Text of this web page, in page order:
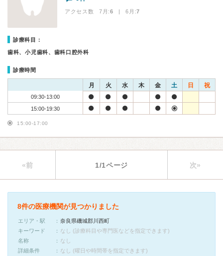
アクセス数 7月:6 | 6月:7
診療科目：
歯科、小児歯科、歯科口腔外科
診療時間
月 火 水 木 金 土 日 祝
09:30-13:00
15:00-19:30
15:00-17:00
«前 1/1ページ 次»
8件の医療機関が見つかりました
エリア・駅
奈良県磯城郡川西町
キーワード
なし (診療科目や専門医などを指定できます)
名称
なし
詳細条件
なし (曜日や時間帯を指定できます)